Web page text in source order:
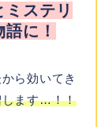
ステリ
に！
ら効いてき
します…！！